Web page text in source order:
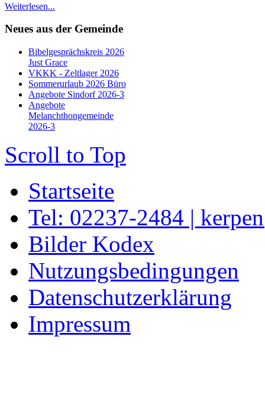
Weiterlesen...
Neues aus der Gemeinde
Bibelgesprächskreis 2026
Just Grace
VKKK - Zeltlager 2026
Sommerurlaub 2026 Büro
Angebote Sindorf 2026-3
Angebote
Melanchthongemeinde
2026-3
Scroll to Top
Startseite
Tel: 02237-2484 |
Bilder Kodex
Nutzungsbedingungen
Datenschutzerklärung
Impressum